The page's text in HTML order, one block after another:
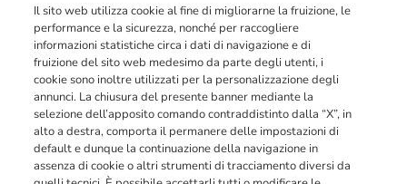
LEGGI L'ARTICOLO
Punto di riferimento didimensione europeanellaformazione
professionale orientata al mercato del lavoro con più di140.000 studenti
raggiunti e formati all’anno tra Spagna, Portogallo e Italia.
03211992123
Il sito web utilizza cookie al fine di migliorarne la fruizione, le
performance e la sicurezza, nonché per raccogliere
informazioni statistiche circa i dati di navigazione e di
fruizione del sito web medesimo da parte degli utenti, i
cookie sono inoltre utilizzati per la personalizzazione degli
annunci. La chiusura del presente banner mediante la
selezione dell’apposito comando contraddistinto dalla “X”, in
alto a destra, comporta il permanere delle impostazioni di
default e dunque la continuazione della navigazione in
assenza di cookie o altri strumenti di tracciamento diversi da